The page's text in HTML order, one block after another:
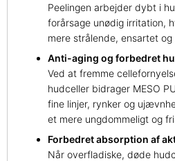
Peelingen arbejder dybt i
forårsage unødig irritation,
mere strålende, ensartet
Anti-aging og forbedret
Ved at fremme
hudceller bidrager MESO
fine linjer, rynker og
et mere ungdommeligt og
Forbedret absorption af
Når overfladiske, døde